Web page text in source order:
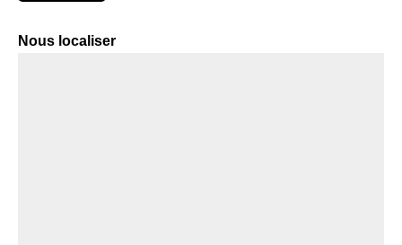
Nous localiser